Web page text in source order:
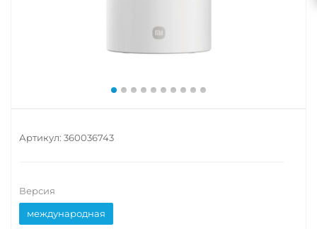
Артикул: 360036743
Версия
международная